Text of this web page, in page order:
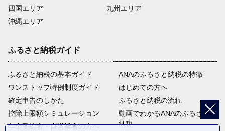
四国エリア
沖縄エリア
九州エリア
ふるさと納税ガイド
ふるさと納税の基本ガイド
ワンストップ特例制度ガイド
確定申告のしかた
控除上限額シミュレーション
年金受給者・自営業者の方へ
ANAのふるさと納税の特徴
はじめての方へ
ふるさと納税の流れ
動画でわかるANAのふるさと
納税